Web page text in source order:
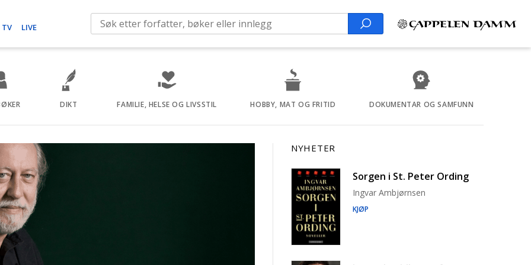
TV LIVE
e
Search
DIKT FAMILIE, HELSE OG LIVSSTIL HOBBY, MAT OG FRITID DOKUMENTAR OG SAMFUNN
NYHETER
Sorgen i St. Peter Ording
Ingvar Ambjørnsen
KJØP